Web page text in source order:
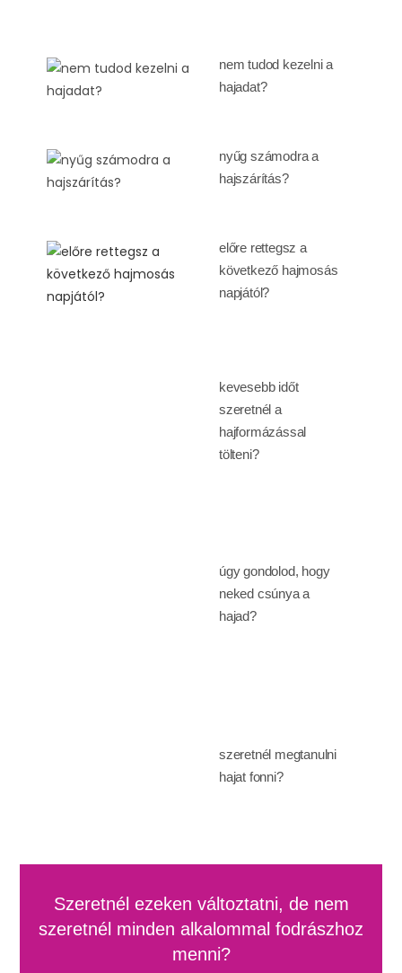
nem tudod kezelni a
hajadat?
nyűg számodra a
hajszárítás?
előre rettegsz a
következő hajmosás
napjától?
kevesebb időt
szeretnél a
hajformázással
tölteni?
úgy gondolod, hogy
neked csúnya a
hajad?
szeretnél megtanulni
hajat fonni?
Szeretnél ezeken változtatni, de nem
szeretnél minden alkalommal fodrászhoz
menni?